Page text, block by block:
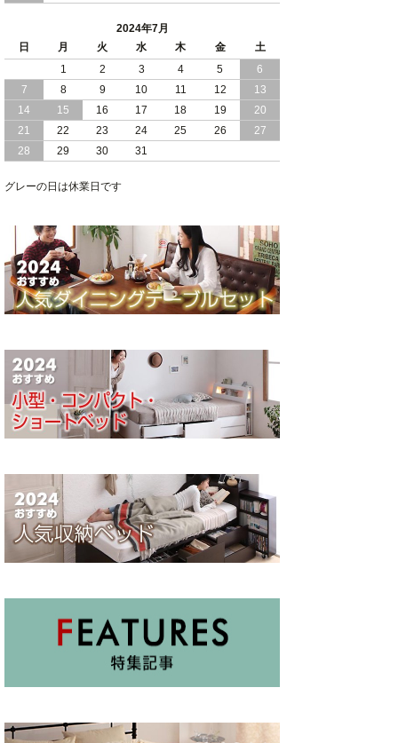
畳 仕様 で 敷き布団 が使える 引き出し
収納 付き 大容量 チェスト ベッド 日本
製 ヘッドボードなし
2024/02/23
畳 の 床面 で 敷き布団 で 寝られる 引き
出し 収納庫 付 大容量 チェスト ベッド
日本製
し 収納庫 付き チェスト ベッド 日本製
2024年7月
日
月 火 水 木 金
土
1
2 3 4 5
6
7
8 9 10 11 12
13
14
15 16 17 18 19
20
21
22 23 24 25 26
27
28
29 30 31
グレーの日は休業日です